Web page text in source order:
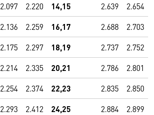
2.097 2.220 14,15 2.639 2.654
2.136 2.259 16,17 2.688 2.703
2.175 2.297 18,19 2.737 2.752
2.214 2.335 20,21 2.786 2.801
2.254 2.374 22,23 2.835 2.850
2.293 2.412 24,25 2.884 2.899